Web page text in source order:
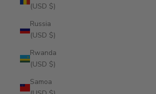
(USD $)
Russia
(USD $)
Rwanda
(USD $)
Samoa